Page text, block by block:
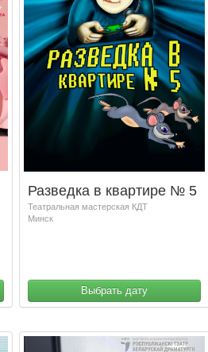
Разведка в квартире № 5
Театральная мастерская КДТ
Минск
Выбрать дату